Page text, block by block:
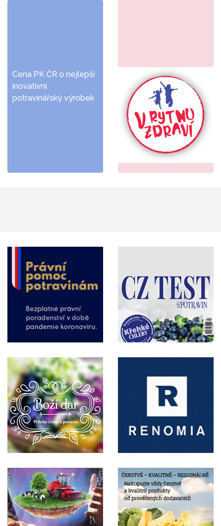
Cena PK ČR o nejlepší
inovativní
potravinářský výrobek